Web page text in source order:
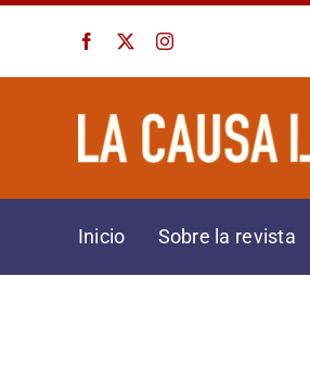
contenido
Inicio Sobre la revista